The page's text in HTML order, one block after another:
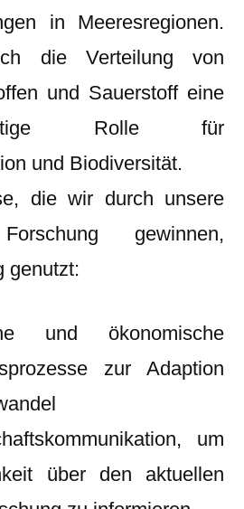
in Meeresregionen.
die Verteilung von
und Sauerstoff eine
Rolle für
und Biodiversität.
die wir durch unsere
gewinnen,
genutzt:
und ökonomische
zur Adaption
um
über den aktuellen